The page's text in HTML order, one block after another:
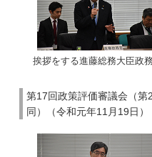
挨拶をする進藤総務大臣政
第17回政策評価審議会（第
同）（令和元年11月19日）